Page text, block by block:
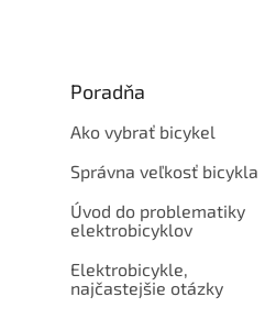
Poradňa
Ako vybrať bicykel
Správna veľkosť bicykla
Úvod do problematiky
elektrobicyklov
Elektrobicykle,
najčastejšie otázky